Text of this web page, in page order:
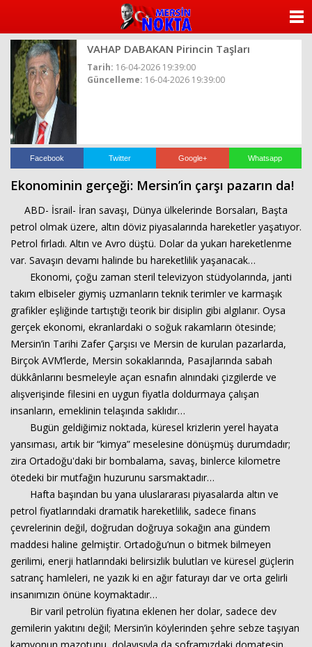
VAHAP DABAKAN Pirincin Taşları
Tarih: 16-04-2026 19:39:00
Güncelleme: 16-04-2026 19:39:00
Facebook Twitter Google+ Whatsapp
Ekonominin gerçeği: Mersin’in çarşı pazarın da!
ABD- İsrail- İran savaşı, Dünya ülkelerinde Borsaları, Başta
petrol olmak üzere, altın döviz piyasalarında hareketler yaşatıyor.
Petrol fırladı. Altın ve Avro düştü. Dolar da yukarı hareketlenme
var. Savaşın devamı halinde bu hareketlilik yaşanacak…
Ekonomi, çoğu zaman steril televizyon stüdyolarında, janti
takım elbiseler giymiş uzmanların teknik terimler ve karmaşık
grafikler eşliğinde tartıştığı teorik bir disiplin gibi algılanır. Oysa
gerçek ekonomi, ekranlardaki o soğuk rakamların ötesinde;
Mersin’in Tarihi Zafer Çarşısı ve Mersin de kurulan pazarlarda,
Birçok AVM’lerde, Mersin sokaklarında, Pasajlarında sabah
dükkânlarını besmeleyle açan esnafın alnındaki çizgilerde ve
alışverişinde filesini en uygun fiyatla doldurmaya çalışan
insanların, emeklinin telaşında saklıdır…
Bugün geldiğimiz noktada, küresel krizlerin yerel hayata
yansıması, artık bir “kimya” meselesine dönüşmüş durumdadır;
zira Ortadoğu'daki bir bombalama, savaş, binlerce kilometre
ötedeki bir mutfağın huzurunu sarsmaktadır…
Hafta başından bu yana uluslararası piyasalarda altın ve
petrol fiyatlarındaki dramatik hareketlilik, sadece finans
çevrelerinin değil, doğrudan doğruya sokağın ana gündem
maddesi haline gelmiştir. Ortadoğu’nun o bitmek bilmeyen
gerilimi, enerji hatlarındaki belirsizlik bulutları ve küresel güçlerin
satranç hamleleri, ne yazık ki en ağır faturayı dar ve orta gelirli
insanımızın önüne koymaktadır…
Bir varil petrolün fiyatına eklenen her dolar, sadece dev
gemilerin yakıtını değil; Mersin’in köylerinden şehre sebze taşıyan
KATEGORİLER
YAZARLAR
VİDEO GALERİ
İLETİŞİM